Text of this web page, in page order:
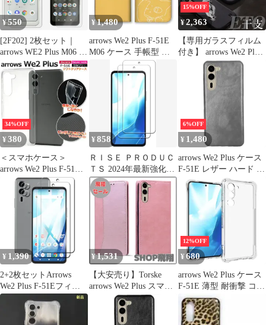
ロー、パープル、アイ
ボリー、ピンク、レッ
ド)9色選択
¥550
[2F202] 2枚セット｜
arrows WE2 Plus M06 フ
ィルム 保護フィルム
2D フィルム クリア 光
沢 arrows WE2 M07
arrows N F-51C We f-
51bケース f51b FCG01
Be4 Plus F-41B
¥1,480
arrows We2 Plus F-51E
M06 ケース 手帳型 ア
ローズWe2プラス スマ
ホケース 携帯ケース 猫
ねこ ネコ 子猫 絵 イラ
スト 可愛い かわいい
りんご リンゴ ピンク
ブルー カラー09
15%OFF
¥2,363
【専用ガラスフィルム
付き】 arrows We2 Plus
ケース F-51E M06 耐衝
撃 干支 十二支 スカル
デザイン プリント TPU
スマホケース メンズ
【カラー：7～12】
34%OFF
¥380
＜スマホケース＞
arrows We2 Plus F-51E
用マイクロドット ソフ
トクリアケース
¥858
ＲＩＳＥ ＰＲＯＤＵＣ
ＴＳ 2024年最新強化モ
デル フィルム arrows
We2 Plus F-51E 用 ガラ
スフィルム 保護フィル
ム 高透過 高光沢 日本
製 旭硝子 硬度10H (2枚
6%OFF
¥ 1,480
arrows We2 Plus ケース
F-51E レザー ハード ケ
ース 【Color】グレー
¥ 1,390
2+2枚セットArrows
We2 Plus F-51Eフィル
ム+ アローズ We2 plus
カメラフィルム旭硝子
製-硬度9HArrows We2
¥1,531
【大安売り】Torske
arrows We2 Plus スマホ
ケース arrows We2 Plus
F-51E ケース アローズ
WE2プラス カバー 内
12%OFF
¥ 680
arrows We2 Plus ケース
F-51E 薄型 耐衝撃 コー
ナーガード ソフト ケー
ス